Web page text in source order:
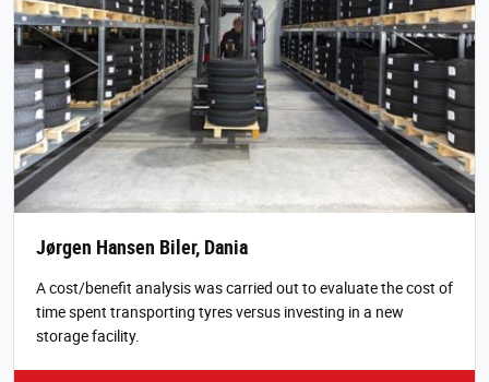
Jørgen Hansen Biler, Dania
A cost/benefit analysis was carried out to evaluate the cost of
time spent transporting tyres versus investing in a new
storage facility.